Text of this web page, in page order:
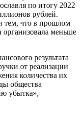
по итогу 2022
рублей.
тем, что в прошлом
организовала меньше
результата
от реализации
количества их
общества
убытка», —